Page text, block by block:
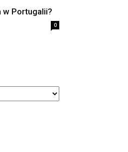
w Portugalii?
0